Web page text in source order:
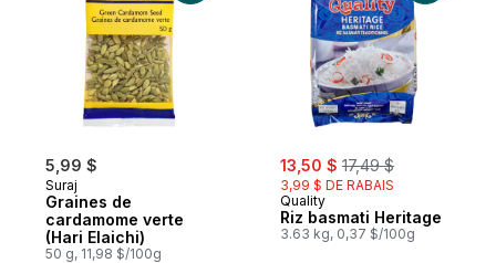
5,99 $
Suraj
Graines de
cardamome verte
(Hari Elaichi)
50 g, 11,98 $/100g
sale:
13,50 $ , formerly:
17,49 $
3,99 $ DE RABAIS
Quality
Riz basmati Heritage
3.63 kg, 0,37 $/100g